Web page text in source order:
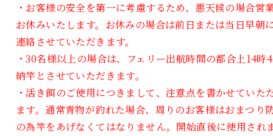
・お客様の安全を第一に考慮するため、悪天候の場合営
お休みいたします。お休みの場合は前日または当日早朝
連絡させていただきます。
・30名様以上の場合は、フェリー出航時間の都合上14時
納竿とさせていただきます。
・活き餌のご使用につきまして、注意点を書かせていた
ます。通常青物が釣れた場合、周りのお客様はおまつり
の為竿をあげなくてはなりません。開始直後に使用され